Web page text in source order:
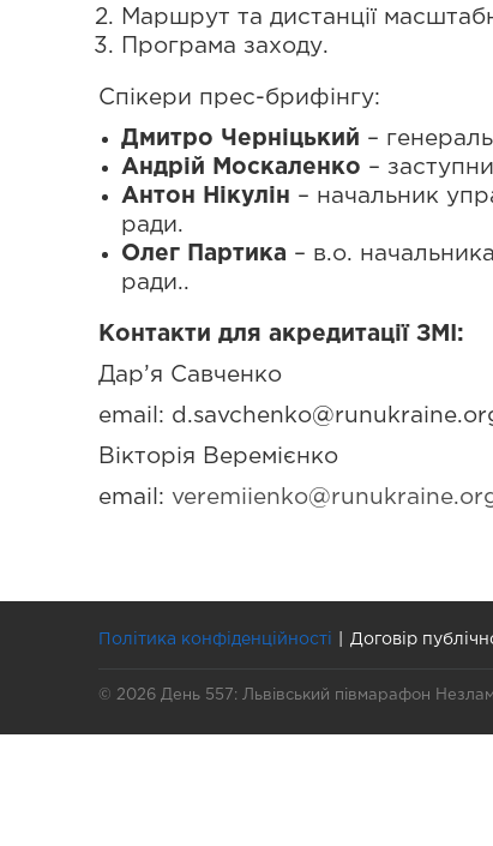
Маршрут та дистанції
Програма заходу.
Спікери прес-брифінгу:
Дмитро Черніцький –
Андрій Москаленко –
Антон Нікулін – начальник
ради.
Олег Партика – в.о.
ради..
Контакти для акредитації ЗМІ:
Дар’я Савченко
email:
Вікторія Веремієнко
email:
Політика конфіденційності Договір
© 2026 День 557: Львівський півмарафон